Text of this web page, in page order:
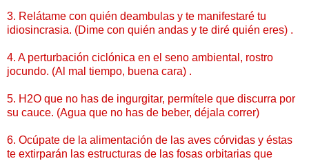
3. Relátame con quién deambulas y te manifestaré tu
idiosincrasia. (Dime con quién andas y te diré quién eres) .
4. A perturbación ciclónica en el seno ambiental, rostro
jocundo. (Al mal tiempo, buena cara) .
5. H2O que no has de ingurgitar, permítele que discurra por
su cauce. (Agua que no has de beber, déjala correr)
6. Ocúpate de la alimentación de las aves córvidas y éstas
te extirparán las estructuras de las fosas orbitarias que